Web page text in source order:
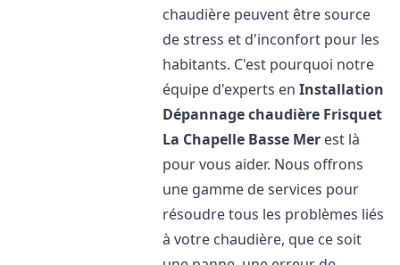
chaudière peuvent être source
de stress et d'inconfort pour les
habitants. C'est pourquoi notre
équipe d'experts enInstallation
Dépannage chaudière Frisquet
La Chapelle Basse Mer est là
pour vous aider. Nous offrons
une gamme de services pour
résoudre tous les problèmes liés
à votre chaudière, que ce soit